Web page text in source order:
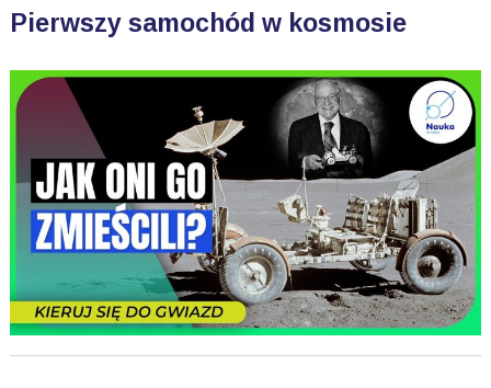
Pierwszy samochód w kosmosie